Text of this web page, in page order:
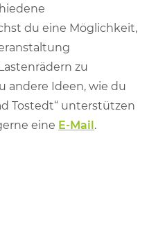
du eine Möglichkeit,
zu
andere Ideen, wie du
Tostedt“ unterstützen
eine E-Mail.